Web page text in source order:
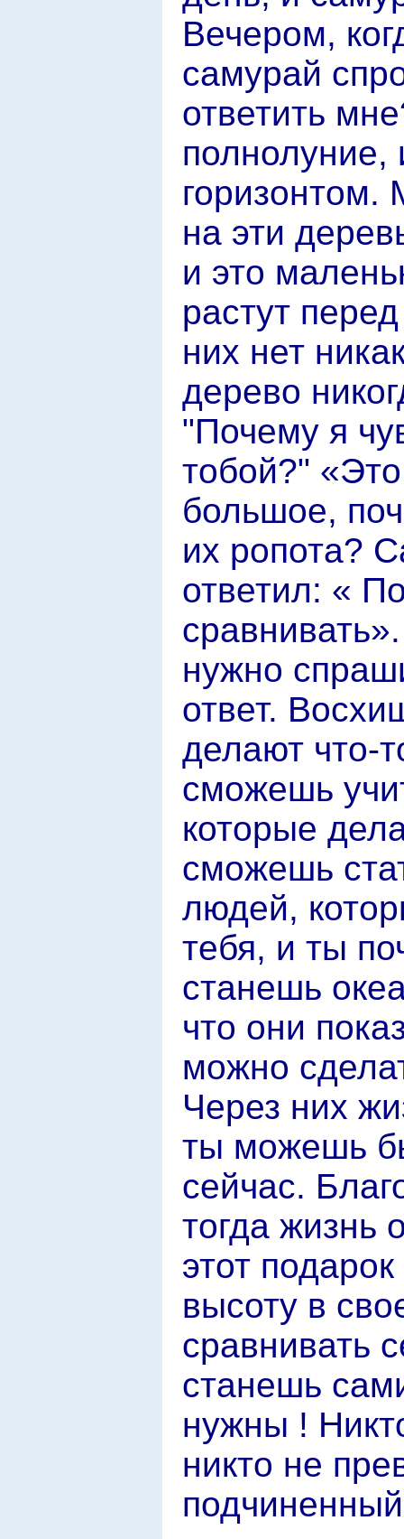
Вечером,
самурай
ответить
полнолуние,
горизонтом.
на эти
и это
растут
них нет
дерево
"Почему я
тобой?"
большое,
их ропота?
ответил: «
нужно
ответ.
делают что-
сможешь
которые
сможешь
людей,
тебя, и ты
станешь
что они
можно
Через них
ты можешь
сейчас.
тогда жизнь
этот
высоту в
сравнивать
станешь
нужны !
никто не